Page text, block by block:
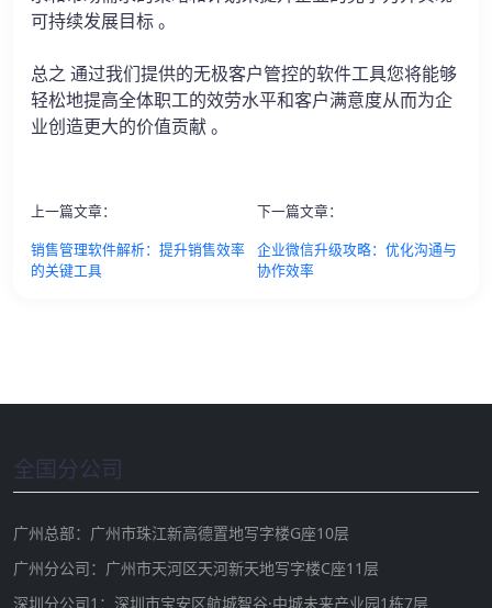
可持续发展目标 。
总之 通过我们提供的无极客户管控的软件工具您将能够
轻松地提高全体职工的效劳水平和客户满意度从而为企
业创造更大的价值贡献 。
上一篇文章：
销售管理软件解析：提升销售效率
的关键工具
下一篇文章：
企业微信升级攻略：优化沟通与
协作效率
全国分公司
广州总部：广州市珠江新高德置地写字楼G座10层
广州分公司：广州市天河区天河新天地写字楼C座11层
深圳分公司1：深圳市宝安区航城智谷·中城未来产业园1栋7层